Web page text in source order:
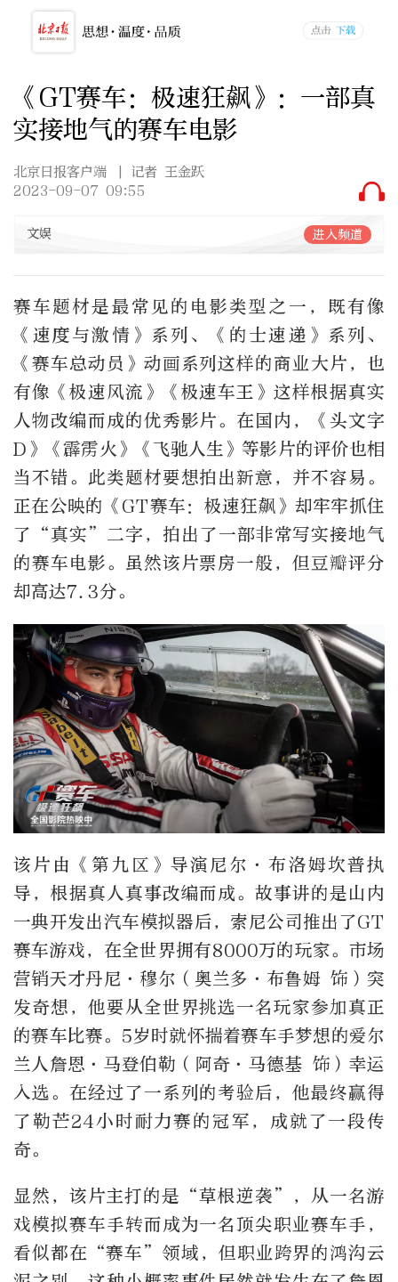
《GT赛车：极速狂飙》：一部真
实接地气的赛车电影
北京日报客户端
| 记者 王金跃
2023-09-07 09:55
文娱 进入频道
赛车题材是最常见的电影类型之一，既有像
《速度与激情》系列、《的士速递》系列、
《赛车总动员》动画系列这样的商业大片，也
有像《极速风流》《极速车王》这样根据真实
人物改编而成的优秀影片。在国内，《头文字
D》《霹雳火》《飞驰人生》等影片的评价也相
当不错。此类题材要想拍出新意，并不容易。
正在公映的《GT赛车：极速狂飙》却牢牢抓住
了“真实”二字，拍出了一部非常写实接地气
的赛车电影。虽然该片票房一般，但豆瓣评分
却高达7.3分。
该片由《第九区》导演尼尔·布洛姆坎普执
导，根据真人真事改编而成。故事讲的是山内
一典开发出汽车模拟器后，索尼公司推出了GT
赛车游戏，在全世界拥有8000万的玩家。市场
营销天才丹尼·穆尔（奥兰多·布鲁姆 饰）突
发奇想，他要从全世界挑选一名玩家参加真正
的赛车比赛。5岁时就怀揣着赛车手梦想的爱尔
兰人詹恩·马登伯勒（阿奇·马德基 饰）幸运
入选。在经过了一系列的考验后，他最终赢得
了勒芒24小时耐力赛的冠军，成就了一段传
奇。
显然，该片主打的是“草根逆袭”，从一名游
戏模拟赛车手转而成为一名顶尖职业赛车手，
看似都在“赛车”领域，但职业跨界的鸿沟云